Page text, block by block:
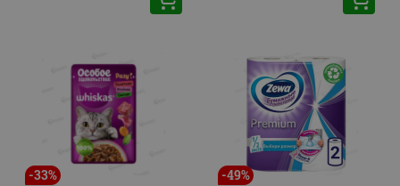
-33% -49%